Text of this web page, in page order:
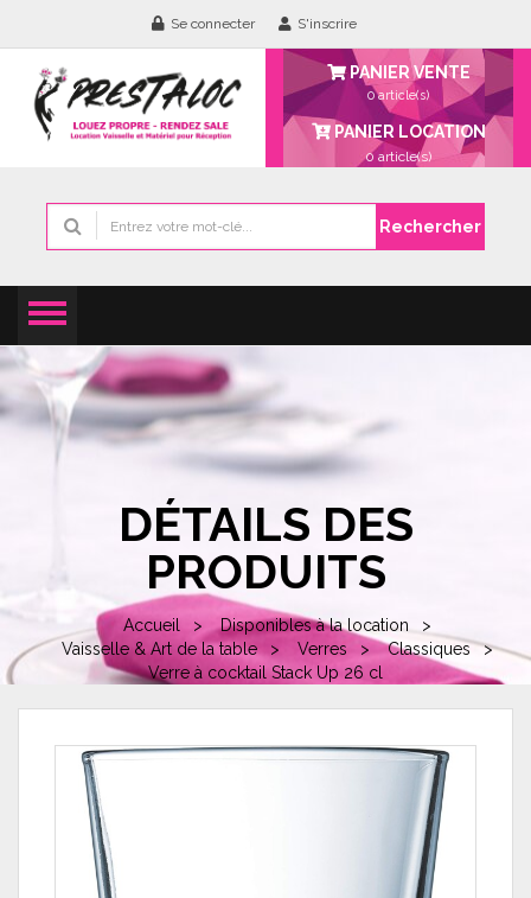
Se connecter S'inscrire
PANIER VENTE
0 article(s)
PANIER LOCATION
0 article(s)
Rechercher
DÉTAILS DES
PRODUITS
Accueil
Disponibles à la location
Vaisselle & Art de la table
Verres
Classiques
Verre à cocktail Stack Up 26 cl